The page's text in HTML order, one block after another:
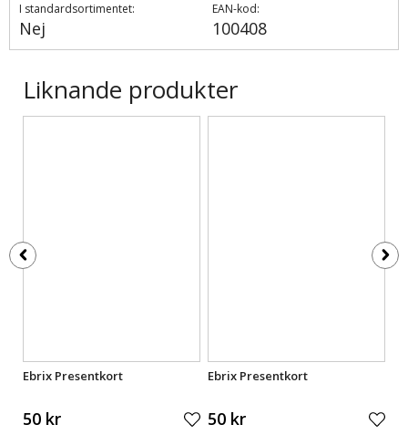
I standardsortimentet:
Nej
EAN-kod:
100408
Liknande produkter
Ebrix Presentkort
50 kr
Ebrix Presentkort
50 kr